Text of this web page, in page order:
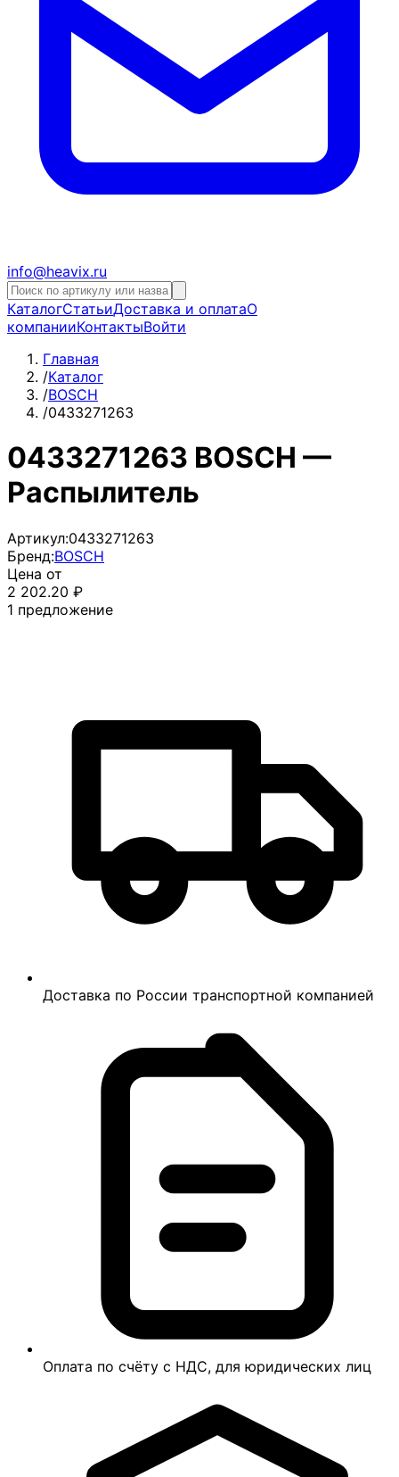
info@heavix.ru
КаталогСтатьиДоставка и оплатаО
компанииКонтактыВойти
Главная
/Каталог
/BOSCH
/0433271263
0433271263 BOSCH —
Распылитель
Артикул:0433271263
Бренд:BOSCH
Цена от
2 202.20 ₽
1 предложение
Доставка по России транспортной компанией
Оплата по счёту с НДС, для юридических лиц